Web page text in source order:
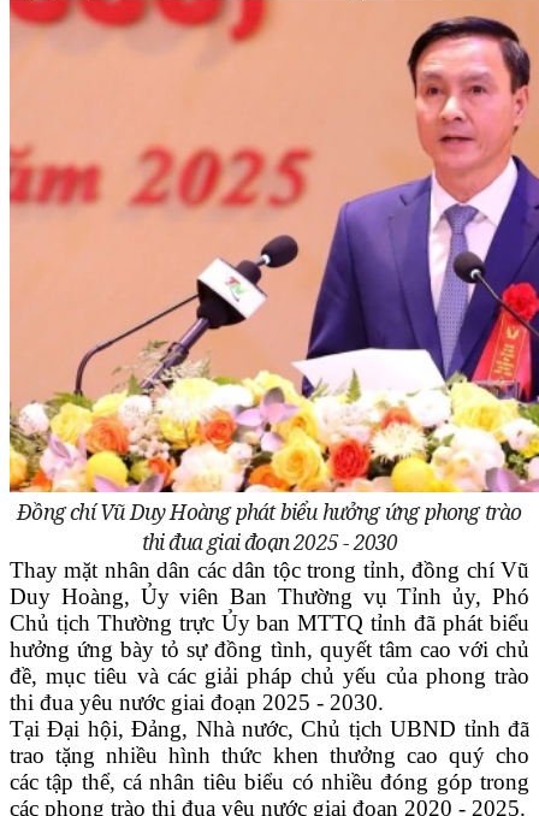
Đồng chí Vũ Duy Hoàng phát biểu hưởng ứng phong trào
thi đua giai đoạn 2025 - 2030
Thay mặt nhân dân các dân tộc trong tỉnh, đồng chí Vũ
Duy Hoàng, Ủy viên Ban Thường vụ Tỉnh ủy, Phó
Chủ tịch Thường trực Ủy ban MTTQ tỉnh đã phát biểu
hưởng ứng bày tỏ sự đồng tình, quyết tâm cao với chủ
đề, mục tiêu và các giải pháp chủ yếu của phong trào
thi đua yêu nước giai đoạn 2025 - 2030.
Tại Đại hội, Đảng, Nhà nước, Chủ tịch UBND tỉnh đã
trao tặng nhiều hình thức khen thưởng cao quý cho
các tập thể, cá nhân tiêu biểu có nhiều đóng góp trong
các phong trào thi đua yêu nước giai đoạn 2020 - 2025.